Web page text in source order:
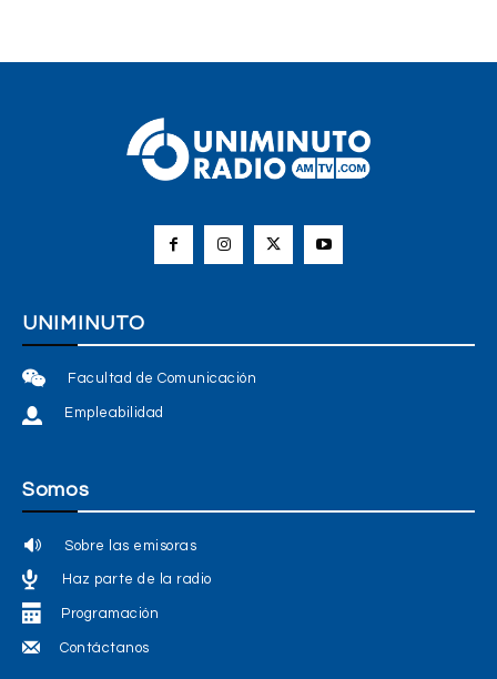
UNIMINUTO
Facultad de Comunicación
Empleabilidad
Somos
Sobre las emisoras
Haz parte de la radio
Programación
Contáctanos